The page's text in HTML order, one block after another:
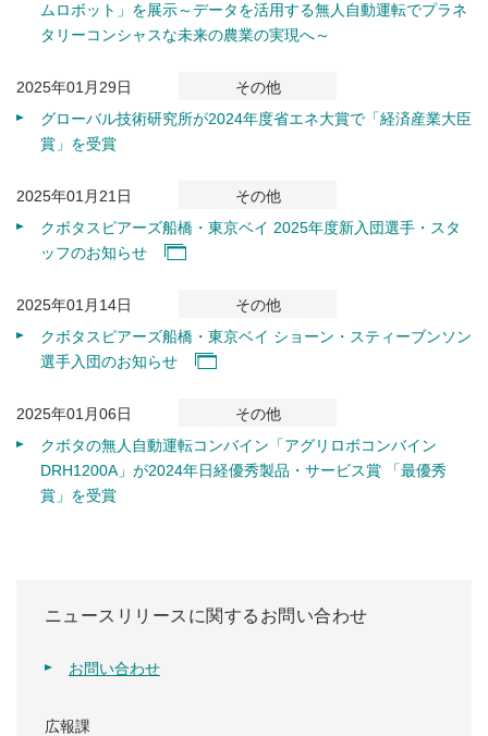
ムロボット」を展示～データを活用する無人自動運転でプラネ
タリーコンシャスな未来の農業の実現へ～
2025年01月29日
その他
グローバル技術研究所が2024年度省エネ大賞で「経済産業大臣
賞」を受賞
2025年01月21日
その他
クボタスピアーズ船橋・東京ベイ 2025年度新入団選手・スタ
ッフのお知らせ
2025年01月14日
その他
クボタスピアーズ船橋・東京ベイ ショーン・スティーブンソン
選手入団のお知らせ
2025年01月06日
その他
クボタの無人自動運転コンバイン「アグリロボコンバイン
DRH1200A」が2024年日経優秀製品・サービス賞 「最優秀
賞」を受賞
ニュースリリースに関するお問い合わせ
お問い合わせ
広報課